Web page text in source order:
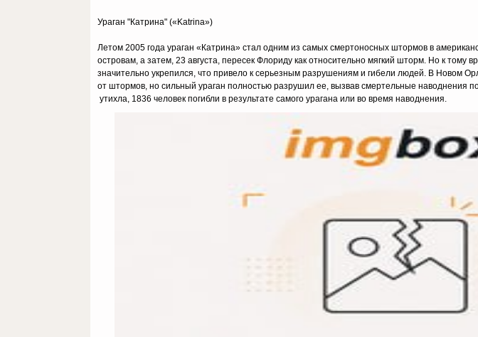
Ураган "Катрина" («Katrina»)
Летом 2005 года ураган «Катрина» стал одним из самых смертоносных штормов в
островам, а затем, 23 августа, пересек Флориду как относительно мягкий шторм. Но к тому
значительно укрепился, что привело к серьезным разрушениям и гибели людей. В Новом
от штормов, но сильный ураган полностью разрушил ее, вызвав смертельные наводнения
утихла, 1836 человек погибли в результате самого урагана или во время наводнения.